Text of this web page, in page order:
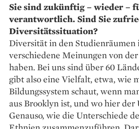
Sie sind zukünftig – wieder –
­verantwortlich. Sind Sie
Diversitätssituation?
Diversität in den Studienräumen
verschiedene Meinungen von
haben. Bei uns sind über 60
gibt also eine Vielfalt, etwa, wie
Bildungssystem schaut, wenn
aus Brooklyn ist, und wo hier der
Genauso, wie die Unterschiede